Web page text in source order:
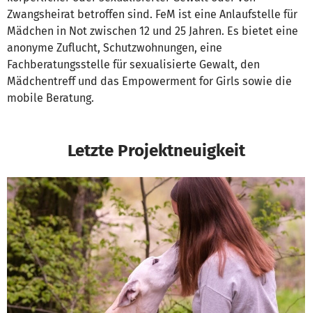
Zwangsheirat betroffen sind. FeM ist eine Anlaufstelle für
Mädchen in Not zwischen 12 und 25 Jahren. Es bietet eine
anonyme Zuflucht, Schutzwohnungen, eine
Fachberatungsstelle für sexualisierte Gewalt, den
Mädchentreff und das Empowerment for Girls sowie die
mobile Beratung.
Letzte Projektneuigkeit